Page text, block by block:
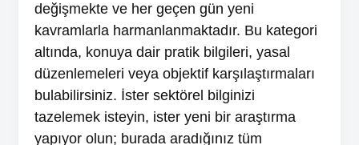
değişmekte ve her geçen gün yeni
kavramlarla harmanlanmaktadır. Bu kategori
altında, konuya dair pratik bilgileri, yasal
düzenlemeleri veya objektif karşılaştırmaları
bulabilirsiniz. İster sektörel bilginizi
tazelemek isteyin, ister yeni bir araştırma
yapıyor olun; burada aradığınız tüm